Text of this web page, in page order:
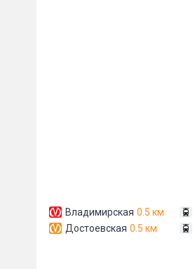
Владимирская 0.5 км
Достоевская 0.5 км